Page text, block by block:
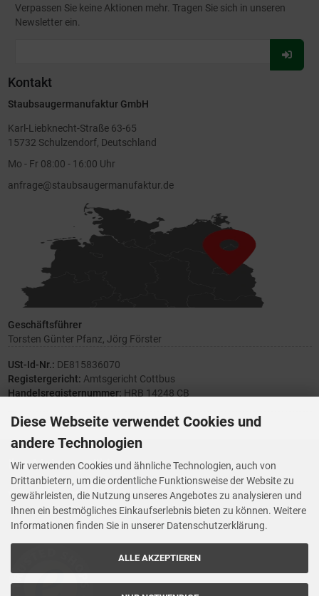
Verpassen Sie keine Aktionen mehr. Tragen Sie sich in unseren
Newsletter ein.
Für
Kontakt
Staubsaugermanufaktur GmbH
Karl-Liebknecht-Straße 63-65
15732 Schulzendorf, Deutschland
Mo - Fr 08:00 - 16:00 Uhr
anfrage@staubsaugermanufaktur.de
Geschäftsführer
Torsten Günter Pfanz, Jörg Förster
USt-Id-Nr.: DE815836070
Registergericht: Amtsgericht Cottbus
Handelsregisternummer: HRB 14248 CB
Ihre Meinung zählt
Vorwerk Ersatzteile
Wenn Ihnen der Service der StaubsaugerManufaktur gefallen hat,
bewerten Sie uns bitte bei Trustedshops.de
Diese Webseite verwendet Cookies und
andere Technologien
Wir verwenden Cookies und ähnliche Technologien, auch von
Drittanbietern, um die ordentliche Funktionsweise der Website zu
gewährleisten, die Nutzung unseres Angebotes zu analysieren und
Ihnen ein bestmögliches Einkaufserlebnis bieten zu können. Weitere
Informationen finden Sie in unserer Datenschutzerklärung.
ALLE AKZEPTIEREN